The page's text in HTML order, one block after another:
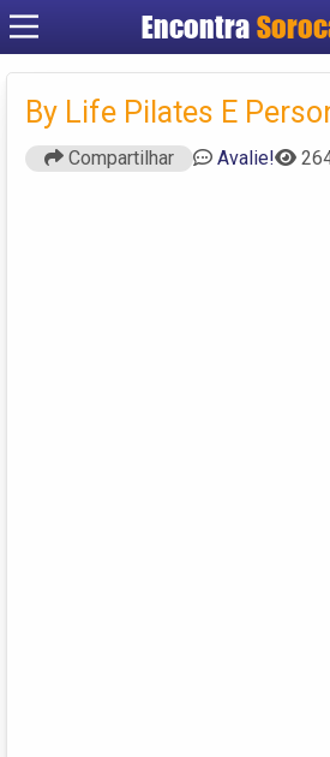
Encontra
Criar conta
By Life Pilates E
Compartilhar Avalie!